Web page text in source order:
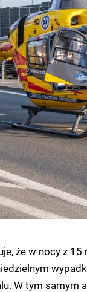
że w nocy z 15
W tym samym